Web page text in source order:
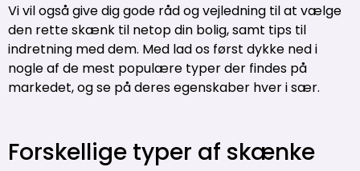
Vi vil også give dig gode råd og vejledning til at vælge
den rette skænk til netop din bolig, samt tips til
indretning med dem. Med lad os først dykke ned i
nogle af de mest populære typer der findes på
markedet, og se på deres egenskaber hver i sær.
Forskellige typer af skænke